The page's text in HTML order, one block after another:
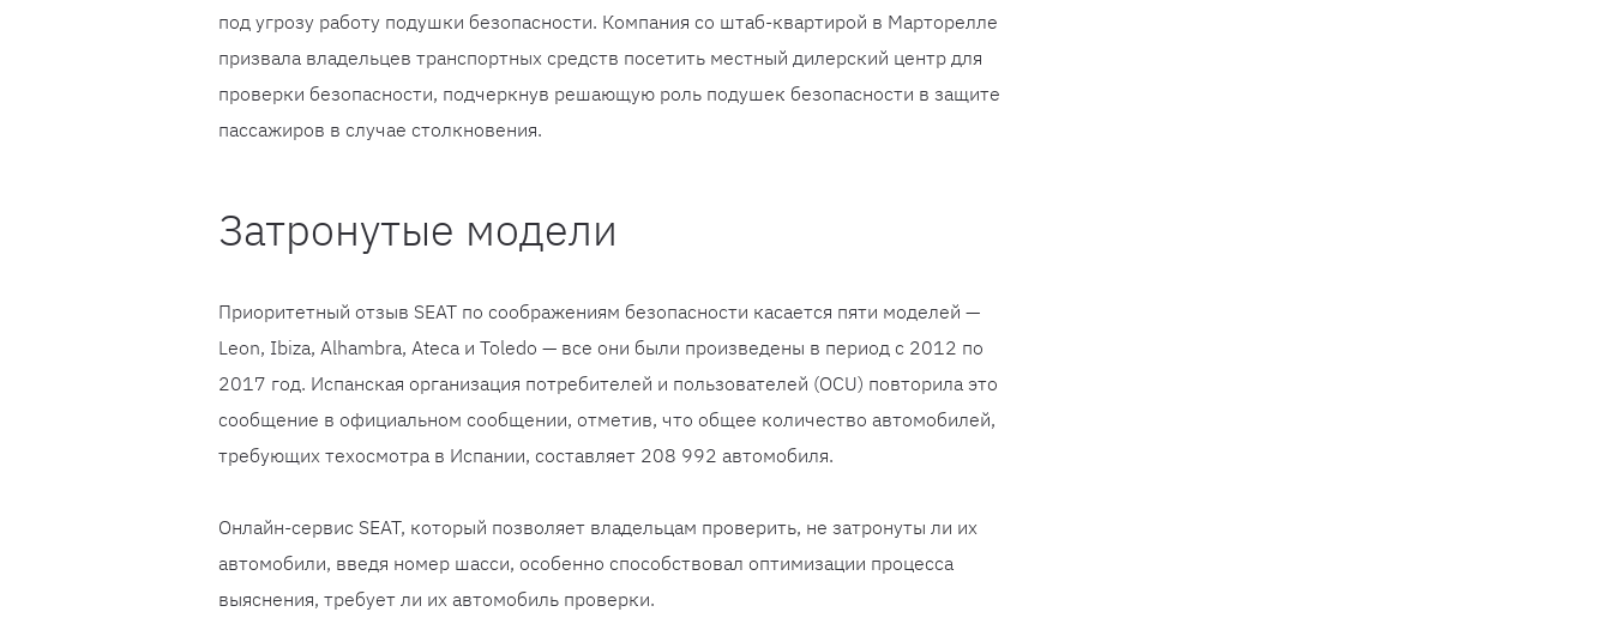
под угрозу работу подушки безопасности. Компания со штаб-квартирой в Марторелле
призвала владельцев транспортных средств посетить местный дилерский центр для
проверки безопасности, подчеркнув решающую роль подушек безопасности в защите
пассажиров в случае столкновения.
Затронутые модели
Приоритетный отзыв SEAT по соображениям безопасности касается пяти моделей —
Leon, Ibiza, Alhambra, Ateca и Toledo — все они были произведены в период с 2012 по
2017 год. Испанская организация потребителей и пользователей (OCU) повторила это
сообщение в официальном сообщении, отметив, что общее количество автомобилей,
требующих техосмотра в Испании, составляет 208 992 автомобиля.
Онлайн-сервис SEAT, который позволяет владельцам проверить, не затронуты ли их
автомобили, введя номер шасси, особенно способствовал оптимизации процесса
выяснения, требует ли их автомобиль проверки.